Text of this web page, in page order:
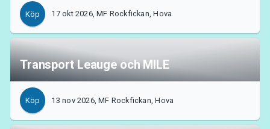
Köp 17 okt 2026, MF Rockfickan, Hova
Transport Leauge och MILE
Köp 13 nov 2026, MF Rockfickan, Hova